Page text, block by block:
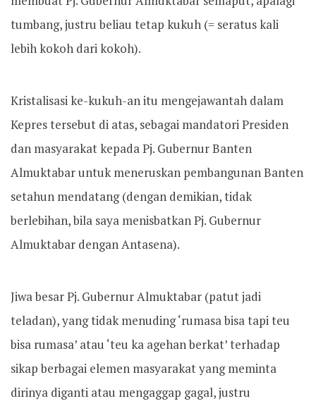
tumbang, justru beliau tetap kukuh (= seratus kali
lebih kokoh dari kokoh).
Kristalisasi ke-kukuh-an itu mengejawantah dalam
Kepres tersebut di atas, sebagai mandatori Presiden
dan masyarakat kepada Pj. Gubernur Banten
Almuktabar untuk meneruskan pembangunan Banten
setahun mendatang (dengan demikian, tidak
berlebihan, bila saya menisbatkan Pj. Gubernur
Almuktabar dengan Antasena).
Jiwa besar Pj. Gubernur Almuktabar (patut jadi
teladan), yang tidak menuding ‘rumasa bisa tapi teu
bisa rumasa’ atau ‘teu ka agehan berkat’ terhadap
sikap berbagai elemen masyarakat yang meminta
dirinya diganti atau mengaggap gagal, justru